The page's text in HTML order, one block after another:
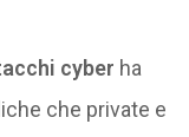
cyber ha
che private e